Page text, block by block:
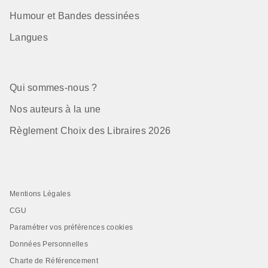
Humour et Bandes dessinées
Langues
Qui sommes-nous ?
Nos auteurs à la une
Règlement Choix des Libraires 2026
Mentions Légales
CGU
Paramétrer vos préférences cookies
Données Personnelles
Charte de Référencement